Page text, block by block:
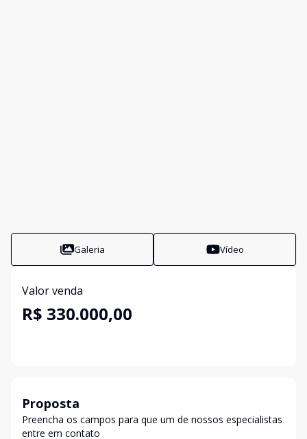
Galeria Vídeo
Valor venda
R$ 330.000,00
Proposta
Preencha os campos para que um de nossos especialistas
entre em contato